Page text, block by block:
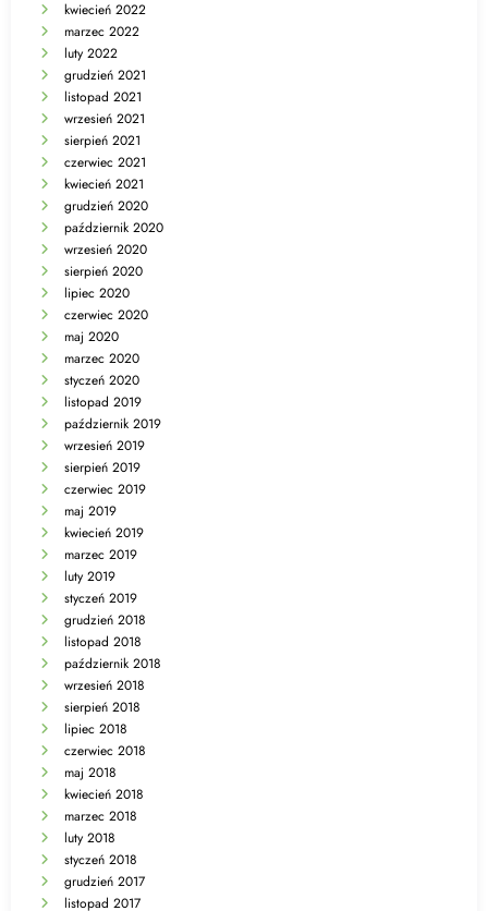
kwiecień 2022
marzec 2022
luty 2022
grudzień 2021
listopad 2021
wrzesień 2021
sierpień 2021
czerwiec 2021
kwiecień 2021
grudzień 2020
październik 2020
wrzesień 2020
sierpień 2020
lipiec 2020
czerwiec 2020
maj 2020
marzec 2020
styczeń 2020
listopad 2019
październik 2019
wrzesień 2019
sierpień 2019
czerwiec 2019
maj 2019
kwiecień 2019
marzec 2019
luty 2019
styczeń 2019
grudzień 2018
listopad 2018
październik 2018
wrzesień 2018
sierpień 2018
lipiec 2018
czerwiec 2018
maj 2018
kwiecień 2018
marzec 2018
luty 2018
styczeń 2018
grudzień 2017
listopad 2017